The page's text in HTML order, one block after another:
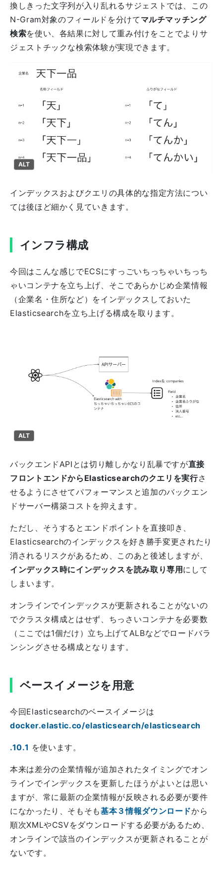
換しきった文字列が入り乱れるサジェストでは、この
N-Gram対象のフィールドを分けて マルチマッチング
検索を使い、各結果に対して重み付けをことでよりサ
ジェストチックな検索体験が実現できます。
ALT
インデックスおよびクエリの具体的な指定方法につい
ては後ほど細かく見ていきます。
インフラ構成
今回はこんな感じでECSにすっごいちっちゃいちっち
ゃいコンテナを立ち上げ、そこであらかじめ企業情報
（企業名・住所など）をインデックスしておいた
Elasticsearchを立ち上げる構成を取ります。
ALT
バックエンドAPIとは切り離しかなり乱暴ですが直接
フロントエンドからElasticsearchのクエリを実行さ
せるようにさせてパフォーマンスと追加のバックエン
ドサーバー構築コストを抑えます。
ただし、そうするとエンドポイントを直接叩き、
Elasticsearchのインデックスを好き勝手変更されたり
消されるリスクがあるため、このあと後述しますが、
インデックス時にインデックスを読み取り専用にして
しまいます。
オンラインでインデックスが更新されることがないの
でクラスタ構成とはせず、ちっさいコンテナを必要数
（ここでは1個だけ）立ち上げてALBなどでロードバラ
ンシングさせる構成となります。
ベースイメージを用意
今回Elasticsearchのベースイメージは
docker.elastic.co/elasticsearch/elasticsearch
.10.1 を使います。
本来は差分の企業情報が追加されたタイミングでオン
ラインでインデックスを更新したほうがよいとは思い
ますが、常に最新の企業情報が反映される必要が要件
になかったり、そもそも基本３情報ダウンロードから
順次XMLやCSVをダウンロードする必要があるため、
オンラインで該当のインデックスが更新されることが
ないです。